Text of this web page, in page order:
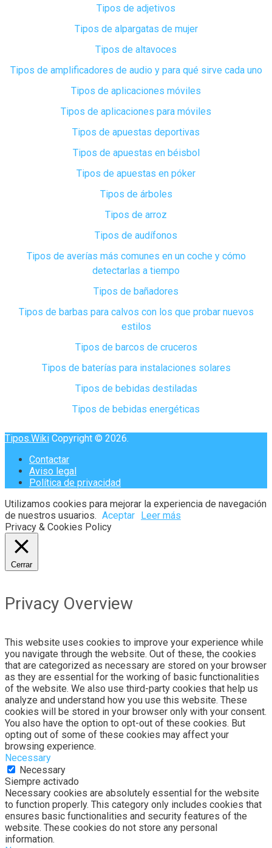
Tipos de adjetivos
Tipos de alpargatas de mujer
Tipos de altavoces
Tipos de amplificadores de audio y para qué sirve cada uno
Tipos de aplicaciones móviles
Tipos de aplicaciones para móviles
Tipos de apuestas deportivas
Tipos de apuestas en béisbol
Tipos de apuestas en póker
Tipos de árboles
Tipos de arroz
Tipos de audífonos
Tipos de averías más comunes en un coche y cómo
detectarlas a tiempo
Tipos de bañadores
Tipos de barbas para calvos con los que probar nuevos
estilos
Tipos de barcos de cruceros
Tipos de baterías para instalaciones solares
Tipos de bebidas destiladas
Tipos de bebidas energéticas
Tipos.Wiki Copyright © 2026.
Contactar
Aviso legal
Política de privacidad
Utilizamos cookies para mejorar la experiencia de navegación
de nuestros usuarios. Aceptar
Leer más
Privacy & Cookies Policy
Cerrar
Privacy Overview
This website uses cookies to improve your experience while
you navigate through the website. Out of these, the cookies
that are categorized as necessary are stored on your browser
as they are essential for the working of basic functionalities
of the website. We also use third-party cookies that help us
analyze and understand how you use this website. These
cookies will be stored in your browser only with your consent.
You also have the option to opt-out of these cookies. But
opting out of some of these cookies may affect your
browsing experience.
Necessary
Necessary
Siempre activado
Necessary cookies are absolutely essential for the website
to function properly. This category only includes cookies that
ensures basic functionalities and security features of the
website. These cookies do not store any personal
information.